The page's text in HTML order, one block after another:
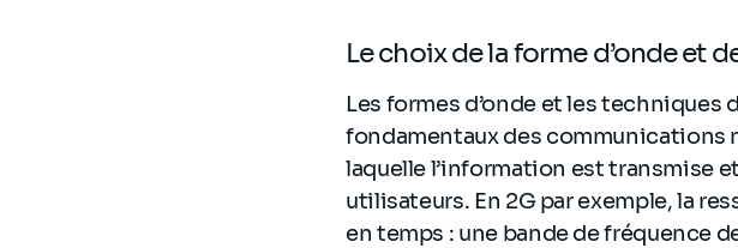
Le choix de la forme d’onde et
Les formes d’onde et les techniques
fondamentaux des communications
laquelle l’information est transmise
utilisateurs. En 2G par exemple, la
en temps : une bande de fréquence